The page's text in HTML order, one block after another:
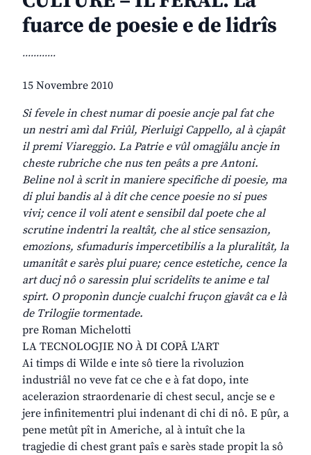
fuarce de poesie e de lidrîs
............
15 Novembre 2010
Si fevele in chest numar di poesie ancje pal fat che
un nestri amì dal Friûl, Pierluigi Cappello, al à cjapât
il premi Viareggio. La Patrie e vûl omagjâlu ancje in
cheste rubriche che nus ten peâts a pre Antoni.
Beline nol à scrit in maniere specifiche di poesie, ma
di plui bandis al à dit che cence poesie no si pues
vivi; cence il voli atent e sensibil dal poete che al
scrutine indentri la realtât, che al stice sensazion,
emozions, sfumaduris impercetibilis a la pluralitât, la
umanitât e sarès plui puare; cence estetiche, cence la
art ducj nô o saressin plui scridelîts te anime e tal
spirt. O proponìn duncje cualchi fruçon gjavât ca e là
de Trilogjie tormentade.
pre Roman Michelotti
LA TECNOLOGJIE NO À DI COPÂ L’ART
Ai timps di Wilde e inte sô tiere la rivoluzion
industriâl no veve fat ce che e à fat dopo, inte
acelerazion straordenarie di chest secul, ancje se e
jere infinitementri plui indenant di chi di nô. E pûr, a
pene metût pît in Americhe, al à intuît che la
tragjedie di chest grant paîs e sarès stade propit la sô